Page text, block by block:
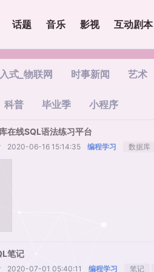
话题 音乐 影视 互动剧本
式_物联网 时事新闻 艺术
科普 毕业季 小程序
在线SQL语法练习平台
2020-06-16 15:14:35 编程学习 数据库
笔记
2020-07-01 05:40:11 编程学习 笔记